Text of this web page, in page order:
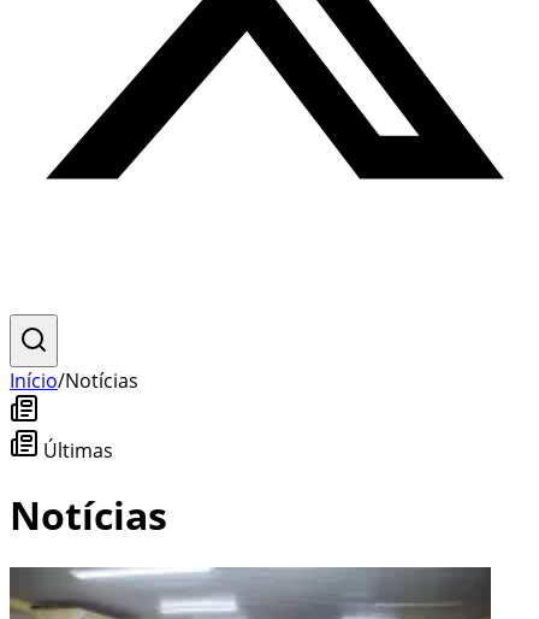
Início/Notícias
Últimas
Notícias